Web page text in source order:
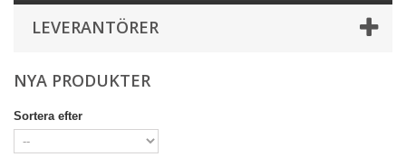
LEVERANTÖRER
NYA PRODUKTER
Sortera efter